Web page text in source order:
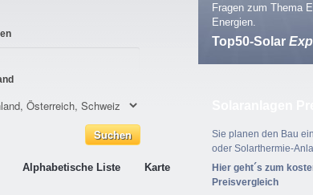
Alphabetische Liste Karte
Fragen zum Thema
Energien.
Top50-Solar
Sie planen den Bau
oder Solarthermie-
Hier geht´s zum
Preisvergleich